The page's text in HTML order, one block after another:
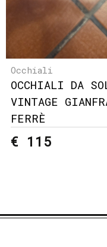
Occhiali
OCCHIALI DA
VINTAGE
FERRÈ
€ 115